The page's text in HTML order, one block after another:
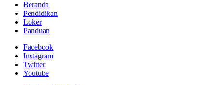
Beranda
Pendidikan
Loker
Panduan
Facebook
Instagram
Twitter
Youtube